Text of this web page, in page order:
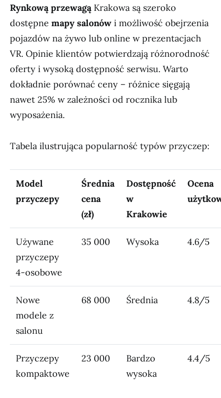
Rynkową przewagąKrakowa są szeroko
dostępne mapy salonów i możliwość obejrzenia
pojazdów na żywo lub online w prezentacjach
VR. Opinie klientów potwierdzają różnorodność
oferty i wysoką dostępność serwisu. Warto
dokładnie porównać ceny – różnice sięgają
nawet 25% w zależności od rocznika lub
wyposażenia.
Tabela ilustrująca popularność typów przyczep:
Model
przyczepy
Średnia
cena
(zł)
Dostępność
w
Krakowie
Ocena
Używane
przyczepy
4-osobowe
35 000 Wysoka 4.6/5
Nowe
modele z
salonu
68 000 Średnia 4.8/5
Przyczepy
kompaktowe
23 000
Bardzo
wysoka
4.4/5